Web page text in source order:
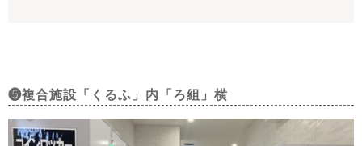
❺複合施設「くるふ」内「ろ組」横